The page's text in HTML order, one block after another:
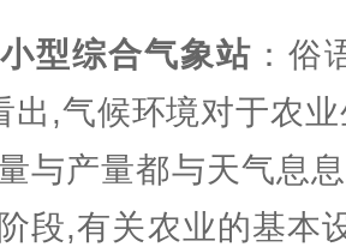
型综合气象站 ：俗
出,气候环境对于农
与产量都与天气息
段,有关农业的基本